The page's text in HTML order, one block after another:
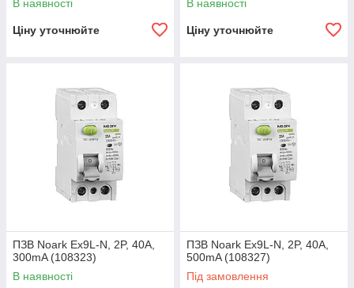
В наявності
Ціну уточнюйте
В наявності
Ціну уточнюйте
ПЗВ Noark Ex9L-N, 2P, 40A,
300mA (108323)
В наявності
ПЗВ Noark Ex9L-N, 2P, 40A,
500mA (108327)
Під замовлення